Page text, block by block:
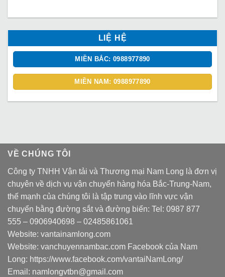
LIỆ HỆ
MIỀN BẮC: 0988977890
MIỀN NAM: 0988977890
VỀ CHÚNG TÔI
Công ty TNHH Vận tải và Thương mại Nam Long là đơn vị
chuyên về dịch vụ vận chuyển hàng hóa Bắc-Trung-Nam,
thế mạnh của chúng tôi là tập trung vào lĩnh vực vận
chuyển bằng đường sắt và đường biển: Tel: 0987 877
555 – 0906940698 – 02485861061
Website: vantainamlong.com
Website: vanchuyennambac.com Facebook của Nam
Long: https://www.facebook.com/vantaiNamLong/
Email: namlongvtbn@gmail.com